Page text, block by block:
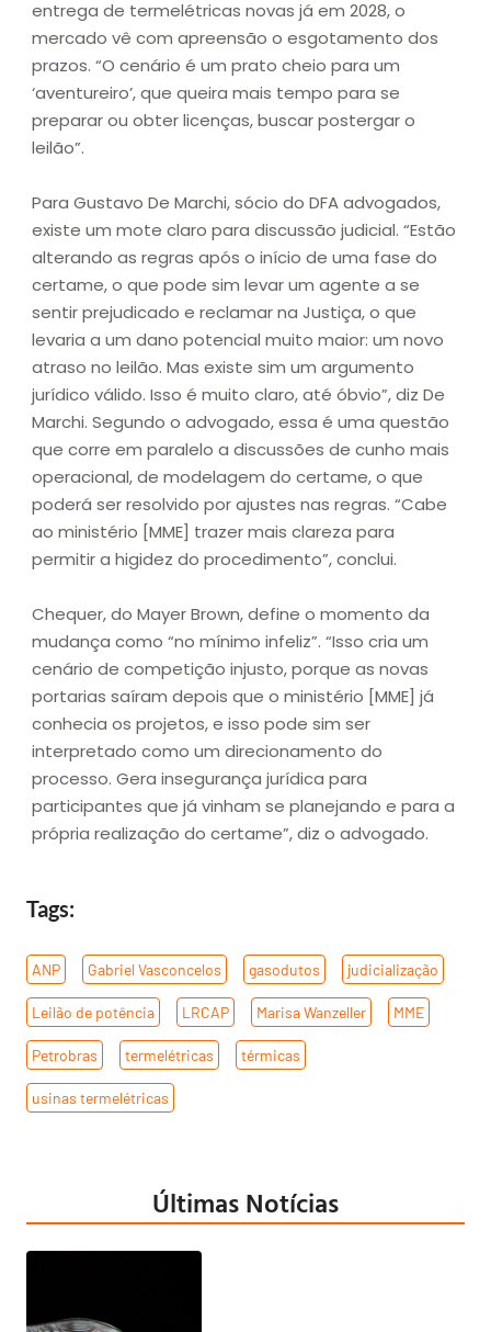
entrega de termelétricas novas já em 2028, o
mercado vê com apreensão o esgotamento dos
prazos. “O cenário é um prato cheio para um
‘aventureiro’, que queira mais tempo para se
preparar ou obter licenças, buscar postergar o
leilão”.
Para Gustavo De Marchi, sócio do DFA advogados,
existe um mote claro para discussão judicial. “Estão
alterando as regras após o início de uma fase do
certame, o que pode sim levar um agente a se
sentir prejudicado e reclamar na Justiça, o que
levaria a um dano potencial muito maior: um novo
atraso no leilão. Mas existe sim um argumento
jurídico válido. Isso é muito claro, até óbvio”, diz De
Marchi. Segundo o advogado, essa é uma questão
que corre em paralelo a discussões de cunho mais
operacional, de modelagem do certame, o que
poderá ser resolvido por ajustes nas regras. “Cabe
ao ministério [MME] trazer mais clareza para
permitir a higidez do procedimento”, conclui.
Chequer, do Mayer Brown, define o momento da
mudança como “no mínimo infeliz”. “Isso cria um
cenário de competição injusto, porque as novas
portarias saíram depois que o ministério [MME] já
conhecia os projetos, e isso pode sim ser
interpretado como um direcionamento do
processo. Gera insegurança jurídica para
participantes que já vinham se planejando e para a
própria realização do certame”, diz o advogado.
Tags:
ANP Gabriel Vasconcelos gasodutos judicialização
Leilão de potência LRCAP Marisa Wanzeller MME
Petrobras termelétricas térmicas
usinas termelétricas
Últimas Notícias